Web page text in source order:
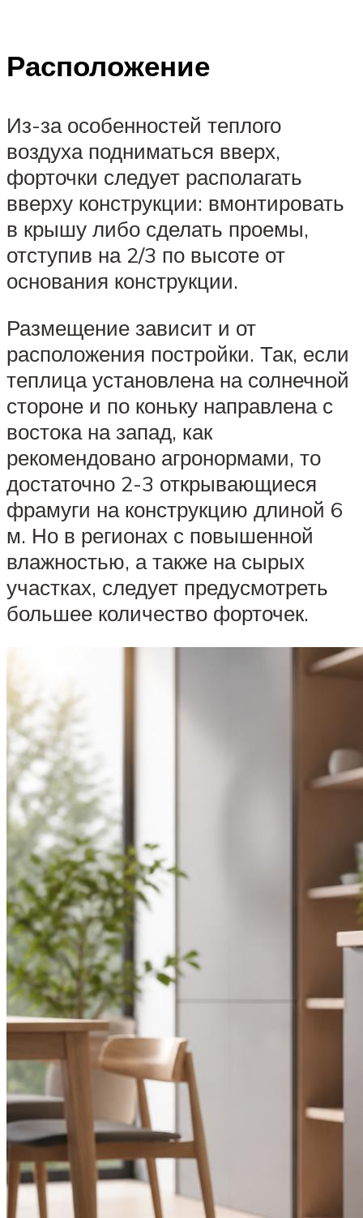
Расположение
Из-за особенностей теплого
воздуха подниматься вверх,
форточки следует располагать
вверху конструкции: вмонтировать
в крышу либо сделать проемы,
отступив на 2/3 по высоте от
основания конструкции.
Размещение зависит и от
расположения постройки. Так, если
теплица установлена на солнечной
стороне и по коньку направлена с
востока на запад, как
рекомендовано агронормами, то
достаточно 2-3 открывающиеся
фрамуги на конструкцию длиной 6
м. Но в регионах с повышенной
влажностью, а также на сырых
участках, следует предусмотреть
большее количество форточек.